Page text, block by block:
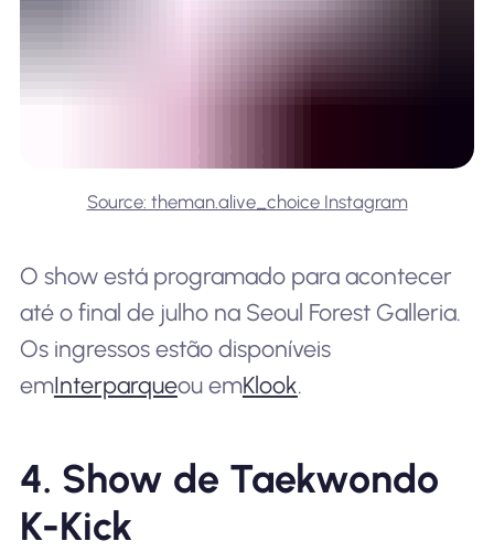
Source: theman.alive_choice Instagram
O show está programado para acontecer
até o final de julho na Seoul Forest Galleria.
Os ingressos estão disponíveis
emInterparqueou emKlook.
4. Show de Taekwondo
K-Kick